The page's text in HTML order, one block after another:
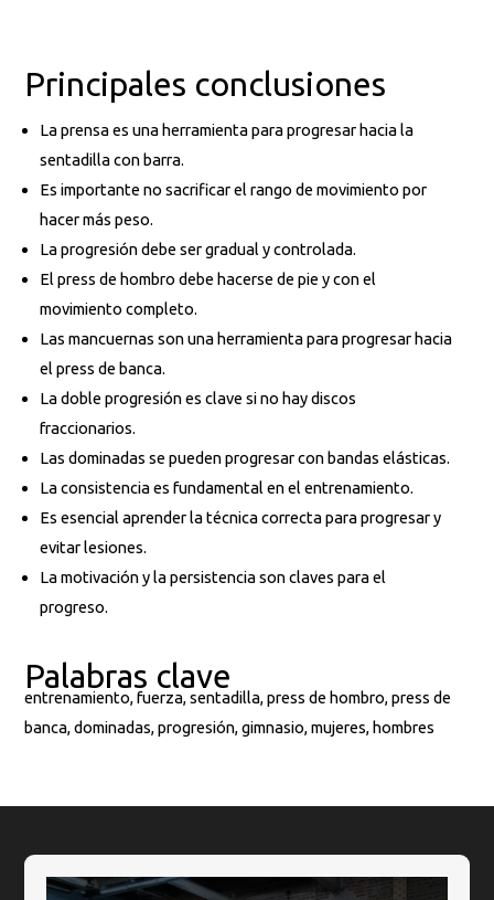
Principales conclusiones
La prensa es una herramienta para progresar hacia la
sentadilla con barra.
Es importante no sacrificar el rango de movimiento por
hacer más peso.
La progresión debe ser gradual y controlada.
El press de hombro debe hacerse de pie y con el
movimiento completo.
Las mancuernas son una herramienta para progresar hacia
el press de banca.
La doble progresión es clave si no hay discos
fraccionarios.
Las dominadas se pueden progresar con bandas elásticas.
La consistencia es fundamental en el entrenamiento.
Es esencial aprender la técnica correcta para progresar y
evitar lesiones.
La motivación y la persistencia son claves para el
progreso.
Palabras clave
entrenamiento, fuerza, sentadilla, press de hombro, press de
banca, dominadas, progresión, gimnasio, mujeres, hombres